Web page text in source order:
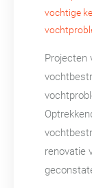
vochtige
Projecten
renovatie